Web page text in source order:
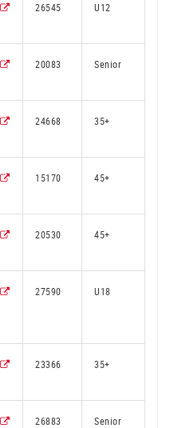
26545 U12
20083 Senior
24668 35+
15170 45+
20530 45+
27590 U18
23366 35+
26883 Senior